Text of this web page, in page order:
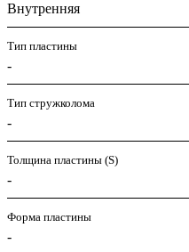
Внутренняя
Тип пластины
-
Тип стружколома
-
Толщина пластины (S)
-
Форма пластины
-